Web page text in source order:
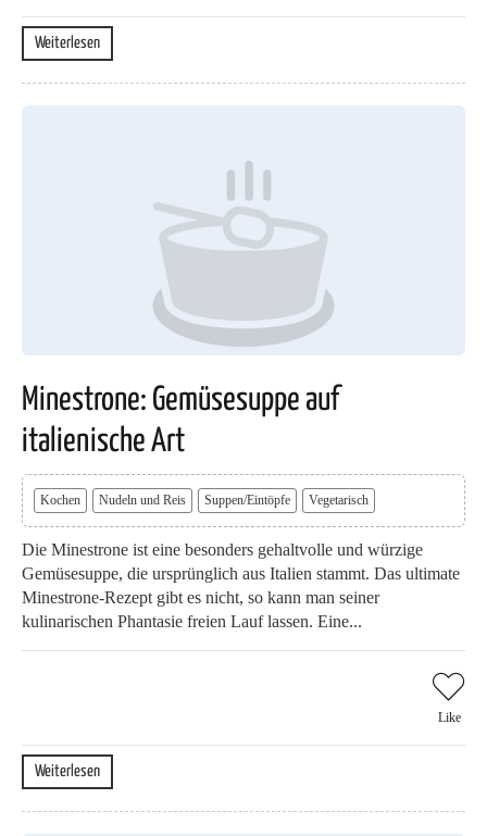
Weiterlesen
Minestrone: Gemüsesuppe auf
italienische Art
Kochen Nudeln und Reis Suppen/Eintöpfe Vegetarisch
Die Minestrone ist eine besonders gehaltvolle und würzige
Gemüsesuppe, die ursprünglich aus Italien stammt. Das ultimate
Minestrone-Rezept gibt es nicht, so kann man seiner
kulinarischen Phantasie freien Lauf lassen. Eine...
Like
Weiterlesen